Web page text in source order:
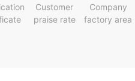
Customer
praise rate
Company
factory area